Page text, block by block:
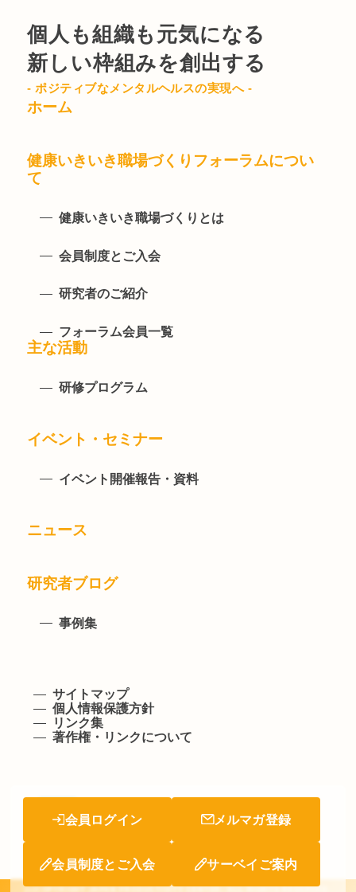
個人も組織も元気になる
新しい枠組みを創出する
- ポジティブなメンタルヘルスの実現へ -
会員ログイン メルマガ登録
会員制度とご入会 サーベイご案内
ホーム
健康いきいき職場づくりフォーラムについ
て
健康いきいき職場づくりとは
会員制度とご入会
研究者のご紹介
フォーラム会員一覧
主な活動
研修プログラム
イベント・セミナー
イベント開催報告・資料
ニュース
研究者ブログ
事例集
サイトマップ
個人情報保護方針
リンク集
著作権・リンクについて
(c)COPYRIGHT JAPAN PRODUCTIVITY CENTER. ALL RIGHTS RESERVED.